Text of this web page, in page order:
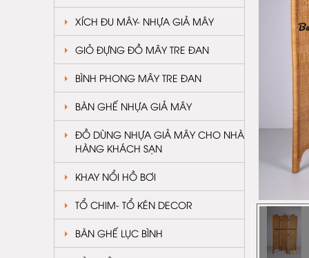
XÍCH ĐU MÂY- NHỰA GIẢ MÂY
GIỎ ĐỰNG ĐỒ MÂY TRE ĐAN
BÌNH PHONG MÂY TRE ĐAN
BÀN GHẾ NHỰA GIẢ MÂY
ĐỒ DÙNG NHỰA GIẢ MÂY CHO NHÀ
HÀNG KHÁCH SẠN
KHAY NỔI HỒ BƠI
TỔ CHIM- TỔ KÉN DECOR
BÀN GHẾ LỤC BÌNH